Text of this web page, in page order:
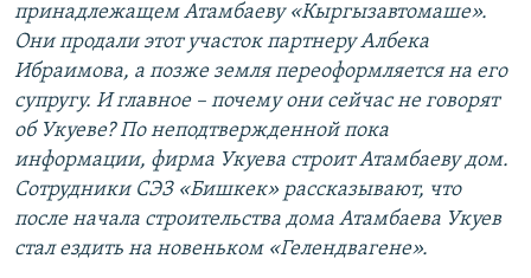
принадлежащем Атамбаеву «Кыргызавтомаше».
Они продали этот участок партнеру Албека
Ибраимова, а позже земля переоформляется на его
супругу. И главное – почему они сейчас не говорят
об Укуеве? По неподтвержденной пока
информации, фирма Укуева строит Атамбаеву дом.
Сотрудники СЭЗ «Бишкек» рассказывают, что
после начала строительства дома Атамбаева Укуев
стал ездить на новеньком «Гелендвагене».